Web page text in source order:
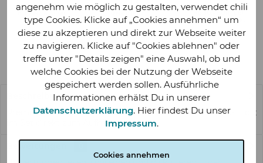
angenehm wie möglich zu gestalten, verwendet chili
type Cookies. Klicke auf „Cookies annehmen“ um
diese zu akzeptieren und direkt zur Webseite weiter
zu navigieren. Klicke auf "Cookies ablehnen" oder
treffe unter "Details zeigen" eine Auswahl, ob und
welche Cookies bei der Nutzung der Webseite
gespeichert werden sollen. Ausführliche
Informationen erhälst Du in unserer
Datenschutzerklärung. Hier findest Du unser
Impressum.
Cookies annehmen
Beschreibung
Premium Poster in DIN A3 "Aloha" Mit Posterleisten aus Holz
im Set direkt zum Aufhängen...mehr